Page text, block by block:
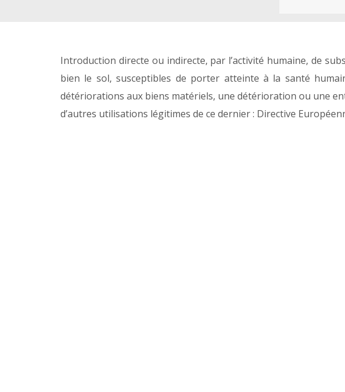
Introduction directe ou indirecte, par l’activité humaine, de
bien le sol, susceptibles de porter atteinte à la santé
détériorations aux biens matériels, une détérioration ou une
d’autres utilisations légitimes de ce dernier : Directive